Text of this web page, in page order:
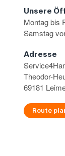
Unsere
Montag bis
Samstag
Adresse
Theodor-
69181
Route